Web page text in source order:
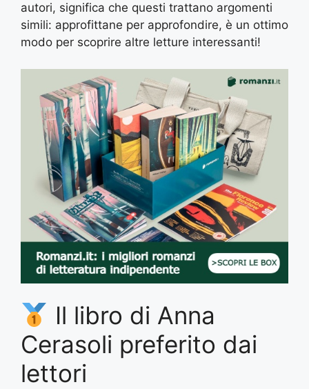
autori, significa che questi trattano argomenti
simili: approfittane per approfondire, è un ottimo
modo per scoprire altre letture interessanti!
Il libro di Anna
Cerasoli preferito dai
lettori